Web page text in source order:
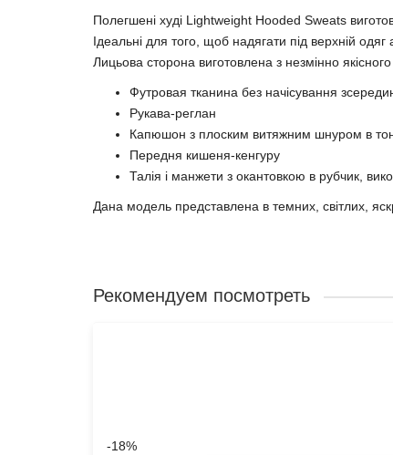
Полегшені худі Lightweight Hooded Sweats
Ідеальні для того, щоб надягати під верхній одяг
Лицьова сторона виготовлена ​​з незмінно
Футровая тканина без начісування
Рукава-реглан
Капюшон з плоским витяжним шнуром в
Передня кишеня-кенгуру
Талія і манжети з окантовкою в рубчик,
Дана модель представлена ​​в темних, світлих,
Рекомендуем посмотреть
-18%